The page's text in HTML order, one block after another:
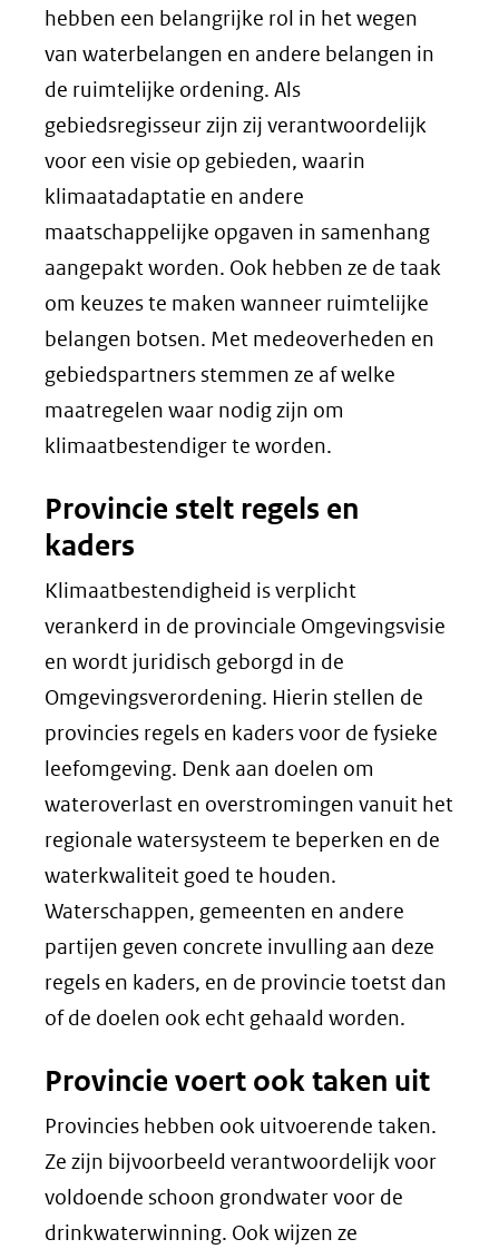
hebben een belangrijke rol in het wegen
van waterbelangen en andere belangen in
de ruimtelijke ordening. Als
gebiedsregisseur zijn zij verantwoordelijk
voor een visie op gebieden, waarin
klimaatadaptatie en andere
maatschappelijke opgaven in samenhang
aangepakt worden. Ook hebben ze de taak
om keuzes te maken wanneer ruimtelijke
belangen botsen. Met medeoverheden en
gebiedspartners stemmen ze af welke
maatregelen waar nodig zijn om
klimaatbestendiger te worden.
Provincie stelt regels en
kaders
Klimaatbestendigheid is verplicht
verankerd in de provinciale Omgevingsvisie
en wordt juridisch geborgd in de
Omgevingsverordening. Hierin stellen de
provincies regels en kaders voor de fysieke
leefomgeving. Denk aan doelen om
wateroverlast en overstromingen vanuit het
regionale watersysteem te beperken en de
waterkwaliteit goed te houden.
Waterschappen, gemeenten en andere
partijen geven concrete invulling aan deze
regels en kaders, en de provincie toetst dan
of de doelen ook echt gehaald worden.
Provincie voert ook taken uit
Provincies hebben ook uitvoerende taken.
Ze zijn bijvoorbeeld verantwoordelijk voor
voldoende schoon grondwater voor de
drinkwaterwinning. Ook wijzen ze